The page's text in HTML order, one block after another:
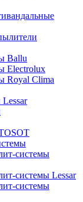
Ballu
Electrolux
Royal Clima
системы
системы Lessar
системы